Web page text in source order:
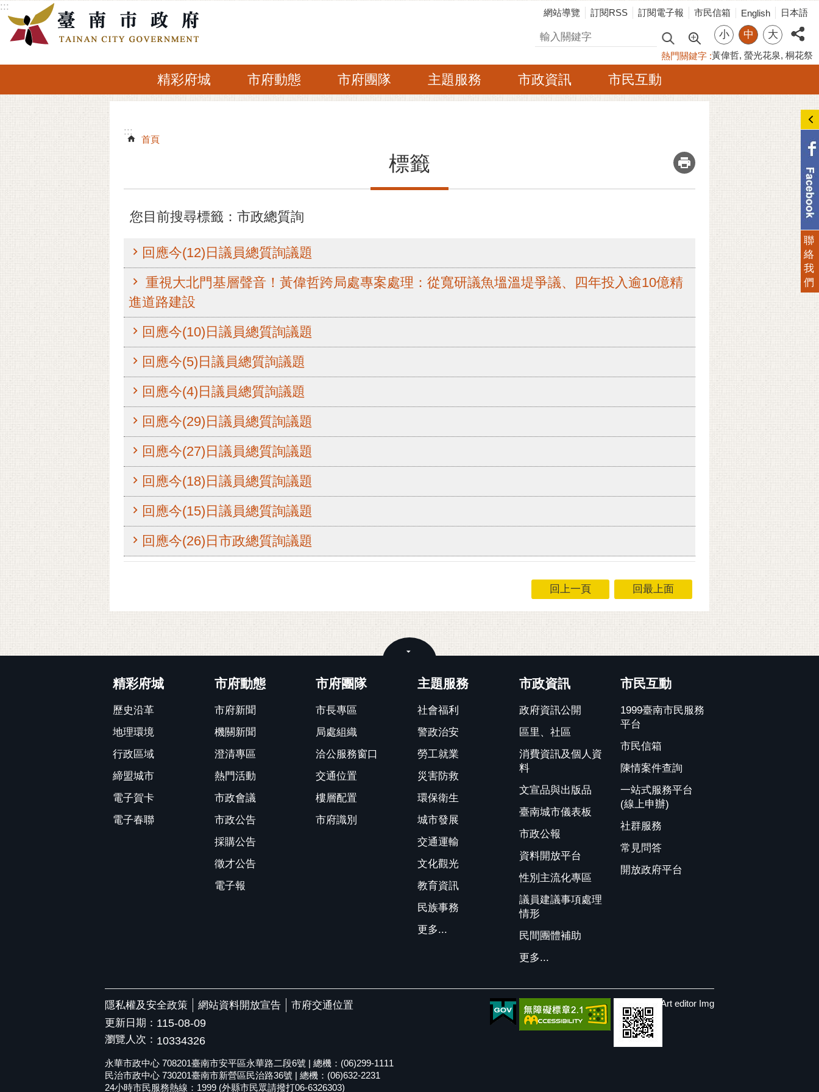
跳到主要內容區塊
:::
網站導覽 訂閱RSS 訂閱電子報 市民信箱 English 日本語
搜尋 小 中 大
熱門關鍵字 黃偉哲 螢光花泉 桐花祭
精彩府城 市府動態 市府團隊 主題服務 市政資訊 市民互動
:::
:::
首頁
標籤 _
您目前搜尋標籤：市政總質詢
回應今(12)日議員總質詢議題
重視大北門基層聲音！黃偉哲跨局處專案處理：從寬研議魚塭溫堤爭議、四年投入逾10億精
進道路建設
回應今(10)日議員總質詢議題
回應今(5)日議員總質詢議題
回應今(4)日議員總質詢議題
回應今(29)日議員總質詢議題
回應今(27)日議員總質詢議題
回應今(18)日議員總質詢議題
回應今(15)日議員總質詢議題
回應今(26)日市政總質詢議題
回上一頁 回最上面
精彩府城
歷史沿革
地理環境
行政區域
締盟城市
電子賀卡
電子春聯
市府動態
市府新聞
機關新聞
澄清專區
熱門活動
市政會議
市政公告
採購公告
徵才公告
電子報
市府團隊
市長專區
局處組織
洽公服務窗口
交通位置
樓層配置
市府識別
主題服務
社會福利
警政治安
勞工就業
災害防救
環保衛生
城市發展
交通運輸
文化觀光
教育資訊
民族事務
更多...
市政資訊
政府資訊公開
區里、社區
消費資訊及個人資
料
文宣品與出版品
臺南城市儀表板
市政公報
資料開放平台
性別主流化專區
議員建議事項處理
情形
民間團體補助
更多...
市民互動
1999臺南市民服務
平台
市民信箱
陳情案件查詢
一站式服務平台
(線上申辦)
社群服務
常見問答
開放政府平台
隱私權及安全政策 網站資料開放宣告
市府交通位置
更新日期： 115-08-09
瀏覽人次： 10334326
永華市政中心 708201臺南市安平區永華路二段6號 | 總機：(06)299-1111
民治市政中心 730201臺南市新營區民治路36號 | 總機：(06)632-2231
24小時市民服務熱線：1999 (外縣市民眾請撥打06-6326303)
聯
絡
我
們